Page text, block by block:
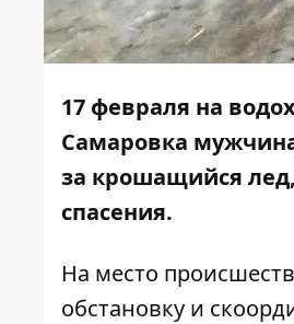
17 февраля на
Самаровка
за крошащийся
спасения.
На место
обстановку и